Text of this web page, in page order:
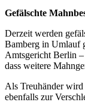
Gefälschte
Derzeit werden
Bamberg in Umlauf
Amtsgericht Berlin –
dass weitere
Als Treuhänder
ebenfalls zur